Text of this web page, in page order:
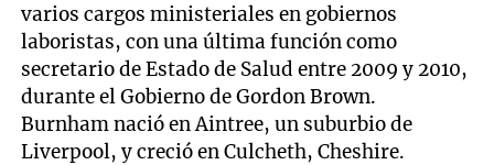
varios cargos ministeriales en gobiernos
laboristas, con una última función como
secretario de Estado de Salud entre 2009 y 2010,
durante el Gobierno de Gordon Brown.
Burnham nació en Aintree, un suburbio de
Liverpool, y creció en Culcheth, Cheshire.